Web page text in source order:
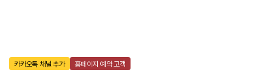
카카오톡 채널 추가 홈페이지 예약 고객